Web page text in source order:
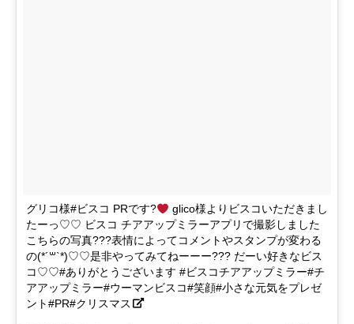
グリコ様#ビスコ PRです?
glico様よりビスコいただきまし
たーっ♡♡ ビスコ チアアップミラーアプリで撮影しました
こちらの写真???表情によってコメントやスタンプが変わる
の(*´꒳`*)♡♡是非やってみてねーーー??? だーい好きなビス
コ♡♡#ありがとうございます #ビスコチアアップミラー#チ
アアップミラー#ウーマンビスコ#笑顔#小さな元気をプレゼ
ント#PR#クリスマス